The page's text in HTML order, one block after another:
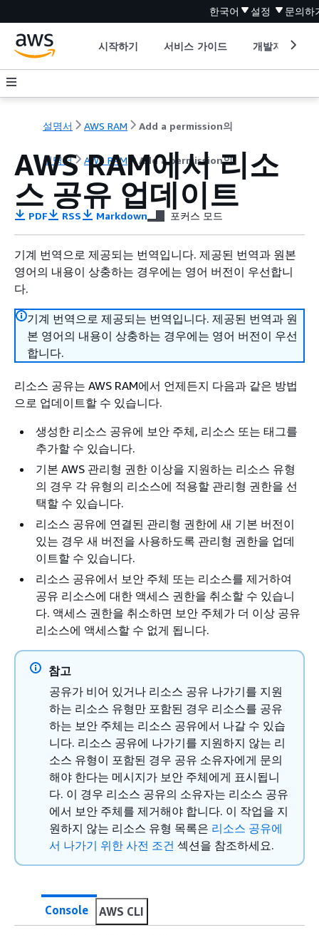
한국어 설정 문의하
시작하기 서비스 가이드 개발자 도구
설명서 AWS RAM Add a permission의
설명서 AWS RAM Add a permission의
AWS RAM에서 리소
스 공유 업데이트
PDF RSS Markdown 포커스 모드
기계 번역으로 제공되는 번역입니다. 제공된 번역과 원본
영어의 내용이 상충하는 경우에는 영어 버전이 우선합니
다.
기계 번역으로 제공되는 번역입니다. 제공된 번역과 원
본 영어의 내용이 상충하는 경우에는 영어 버전이 우선
합니다.
리소스 공유는 AWS RAM에서 언제든지 다음과 같은 방법
으로 업데이트할 수 있습니다.
생성한 리소스 공유에 보안 주체, 리소스 또는 태그를
추가할 수 있습니다.
기본 AWS 관리형 권한 이상을 지원하는 리소스 유형
의 경우 각 유형의 리소스에 적용할 관리형 권한을 선
택할 수 있습니다.
리소스 공유에 연결된 관리형 권한에 새 기본 버전이
있는 경우 새 버전을 사용하도록 관리형 권한을 업데
이트할 수 있습니다.
리소스 공유에서 보안 주체 또는 리소스를 제거하여
공유 리소스에 대한 액세스 권한을 취소할 수 있습니
다. 액세스 권한을 취소하면 보안 주체가 더 이상 공유
리소스에 액세스할 수 없게 됩니다.
참고
공유가 비어 있거나 리소스 공유 나가기를 지원
하는 리소스 유형만 포함된 경우 리소스를 공유
하는 보안 주체는 리소스 공유에서 나갈 수 있습
니다. 리소스 공유에 나가기를 지원하지 않는 리
소스 유형이 포함된 경우 공유 소유자에게 문의
해야 한다는 메시지가 보안 주체에게 표시됩니
다. 이 경우 리소스 공유의 소유자는 리소스 공유
에서 보안 주체를 제거해야 합니다. 이 작업을 지
원하지 않는 리소스 유형 목록은 리소스 공유에
서 나가기 위한 사전 조건 섹션을 참조하세요.
Console AWS CLI